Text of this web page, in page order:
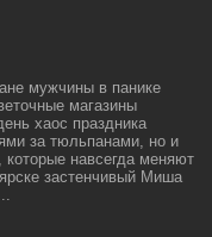
мужчины в панике
магазины
хаос праздника
за тюльпанами, но и
навсегда меняют
застенчивый Миша